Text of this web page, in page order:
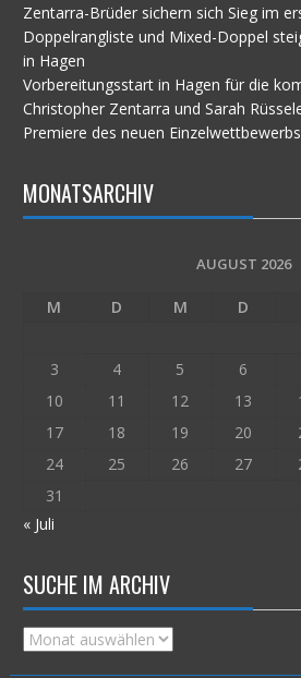
Zentarra-Brüder sichern sich Sieg im
Doppelrangliste und Mixed-Doppel
in Hagen
Vorbereitungsstart in Hagen für die
Christopher Zentarra und Sarah
Premiere des neuen Einzelwettbewerbs
MONATSARCHIV
AUGUST 2026
M D M D
3
4 5 6
10
11 12 13
17
18 19 20
24
25 26 27
31
« Juli
SUCHE IM ARCHIV
Suche